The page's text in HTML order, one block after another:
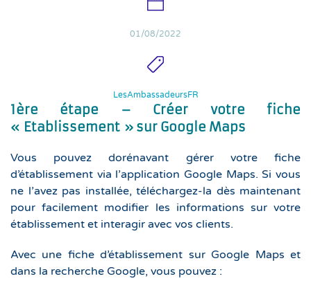
01/08/2022
LesAmbassadeursFR
1ère étape – Créer votre fiche
« Etablissement » sur Google Maps
Vous pouvez dorénavant gérer votre fiche
d’établissement via l’application Google Maps. Si vous
ne l’avez pas installée, téléchargez-la dès maintenant
pour facilement modifier les informations sur votre
établissement et interagir avec vos clients.
Avec une fiche d’établissement sur Google Maps et
dans la recherche Google, vous pouvez :